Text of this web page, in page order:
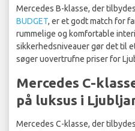
Mercedes B-klasse, der
BUDGET, er et godt match for
rummelige og komfortable
sikkerhedsniveauer gør det til
søger uovertrufne priser for
Mercedes C-
på luksus i
Mercedes C-klasse, der